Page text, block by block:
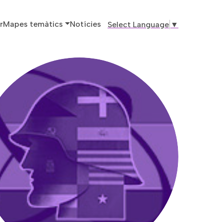
principal
Mapes temàtics Notícies Select Language ▼